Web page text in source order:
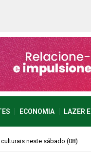
ECONOMIA LAZER
imprevisível